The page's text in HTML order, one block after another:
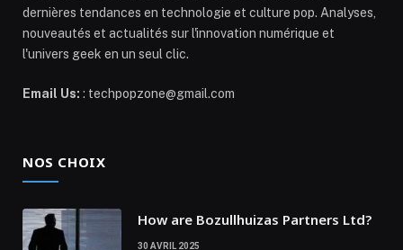
dernières tendances en technologie et culture pop. Analyses,
nouveautés et actualités sur l'innovation numérique et
l'univers geek en un seul clic.
Email Us: : techpopzone@gmail.com
NOS CHOIX
How are Bozullhuizas Partners Ltd?
30 AVRIL 2025